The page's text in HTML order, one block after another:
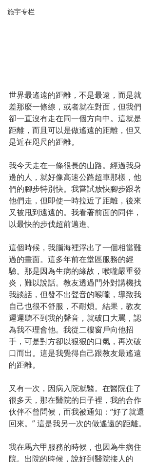
施宇专栏
世界最遙遠的距離，不是最遠，而是就
差那麼一條線，或者就在對面，但我們
卻一直沒有走在同一個方向中。這就是
距離，而且可以是做遙遠的距離，但又
是近在咫尺的距離。
我今天走在一條很長的山路。經過我身
邊的人，就好像高速公路超車那樣，他
們的腳步特別快。我嘗試放快腳步跟著
他們走，但即使一時拉近了距離，後來
又被甩到遠遠的。我看著前面的同伴，
以最快的步伐超前邁進。
這個時候，我腦海裡浮出了一個相當難
過的畫面。這多年前在堂區服務的經
驗。那是因為生病的緣故，喉嚨嚴重發
炎，難以說話。教友透過門外對講機找
我談話，但發不出聲音的喉嚨，導致我
自己也很不舒服，不耐煩。結果，教友
遲遲聽不到我的聲音，就破口大罵，認
為我不理會他。我從二樓窗戶向他招
手，可是對方卻以狠狠的口氣，再次破
口而出。這是我覺得自己跟教友最遙遠
的距離。
又有一次，因病入院就醫。在醫院住了
很多天，那在醫院的日子裡，我的合作
伙伴不曾問候，而我被通知：“好了就還
回來。” 這是我另一次的做遙遠的距離。
我在馬六甲服務的時候，也因為生病住
院。出院的時候，說好到醫院接人的